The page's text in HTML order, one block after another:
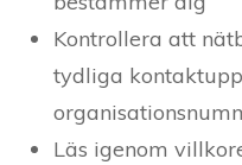
Kontrollera att
tydliga
Läs igenom